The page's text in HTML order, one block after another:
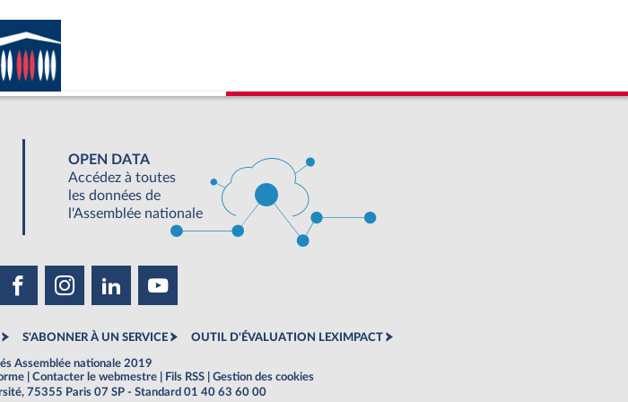
OPEN DATA
Accédez à toutes
les données de
l'Assemblée nationale
S'ABONNER À UN SERVICE OUTIL D'ÉVALUATION LEXIMPACT
Assemblée nationale 2019
Contacter le webmestre Fils RSS
Gestion des cookies
75355 Paris 07 SP - Standard 01 40 63 60 00